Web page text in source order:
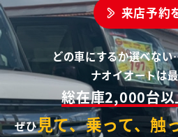
来店予約
どの車にするか選べな
ナオイオートは
総在庫2,000台以
ぜひ見て、乗って、触